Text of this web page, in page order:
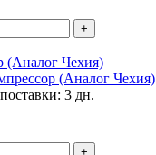
+
(Аналог Чехия)
3 дн.
+